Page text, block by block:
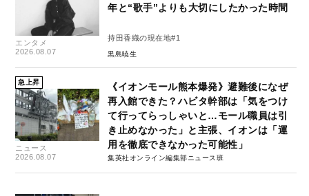
エンタメ
2026.08.07
年と“歌手”よりも大切にしたかった時間
持田香織の現在地#1
黒島暁生
急上昇
ニュース
2026.08.07
《イオンモール熊本爆発》避難後になぜ
再入館できた？ハビタ幹部は「気をつけ
て行ってらっしゃいと…モール職員は引
き止めなかった」と主張、イオンは「運
用を徹底できなかった可能性」
集英社オンライン編集部ニュース班